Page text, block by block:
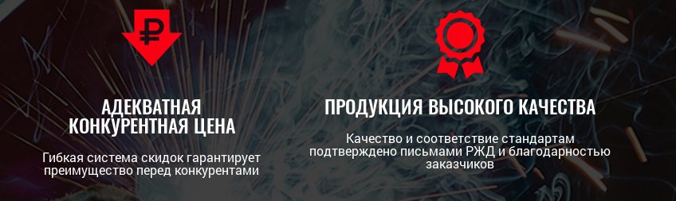
АДЕКВАТНАЯ
КОНКУРЕНТНАЯ ЦЕНА
Гибкая система скидок гарантирует
преимущество перед конкурентами
ПРОДУКЦИЯ ВЫСОКОГО КАЧЕСТВА
Качество и соответствие стандартам
подтверждено письмами РЖД и благодарностью
заказчиков